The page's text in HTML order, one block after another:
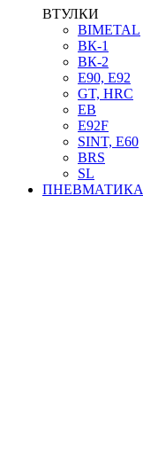
ВТУЛКИ
BIMETAL
ВК-1
ВК-2
Е90, E92
GT, HRC
EB
Е92F
SINT, E60
BRS
SL
ПНЕВМАТИКА